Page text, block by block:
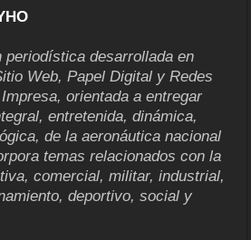
periodística desarrollada en
Web, Papel Digital y Redes
orientada a entregar
entretenida, dinámica,
de la aeronáutica nacional
temas relacionados con la
comercial, militar, industrial,
deportivo, social y